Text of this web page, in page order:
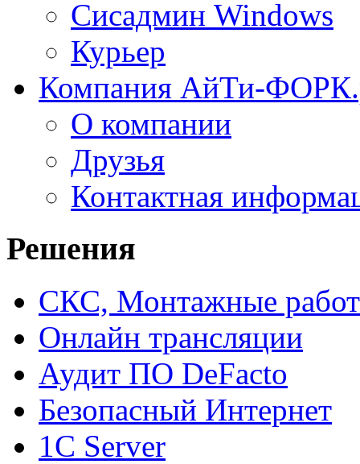
Сисадмин Windows
Курьер
Компания АйТи-
О компании
Друзья
Контактная
Решения
СКС, Монтажные
Онлайн трансляции
Аудит ПО DeFacto
Безопасный Интернет
1C Server